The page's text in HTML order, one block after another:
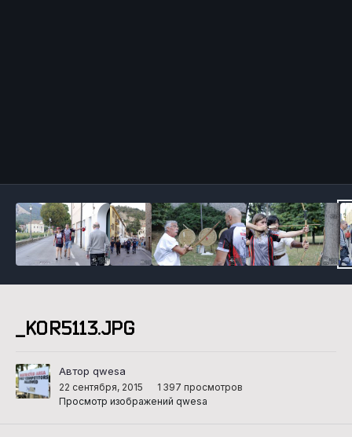
_KOR5113.JPG
Автор qwesa
22 сентября, 2015
1 397 просмотров
Просмотр изображений qwesa